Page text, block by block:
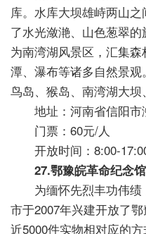
库。水库大坝雄峙两山
了水光潋滟、山色葱翠
为南湾湖风景区，汇集
潭、瀑布等诸多自然景观
鸟岛、猴岛、南湾湖大坝
地址：河南省信阳市
门票：60元/人
开放时间：8:00-
27.鄂豫皖革命纪念馆
为缅怀先烈丰功伟绩
市于2007年兴建开放了
近5000件实物相对应的